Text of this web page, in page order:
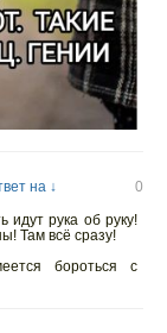
на ↓
0
идут рука об руку!
Там всё сразу!
бороться с